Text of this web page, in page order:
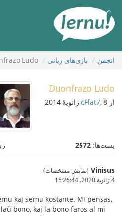
محتوا
انجمن بازی‌های زبانی Ludo
Duonfrazo Ludo
از cFlat7, 8 ژانویهٔ 2014
پست‌ها: 2572
Vinisus (نمایش مشخصات)
4 ژانویهٔ 2020،‏ 15:26:44
kaj semu kostante. Mi pensas,
bono, kaj la bono faros al mi